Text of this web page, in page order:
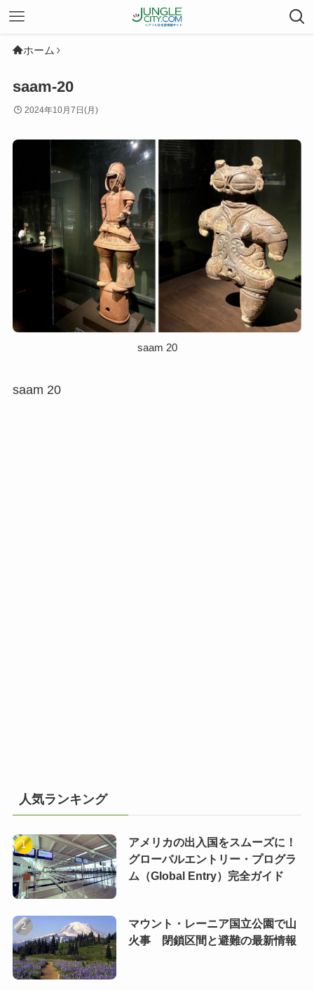
ホーム
saam-20
2024年10月7日(月)
saam 20
saam 20
人気ランキング
アメリカの出入国をスムーズに！
グローバルエントリー・プログラ
ム（Global Entry）完全ガイド
マウント・レーニア国立公園で山
火事 閉鎖区間と避難の最新情報